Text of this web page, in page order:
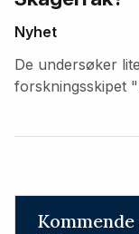
Nyhet
De undersøker
forskningsskipet